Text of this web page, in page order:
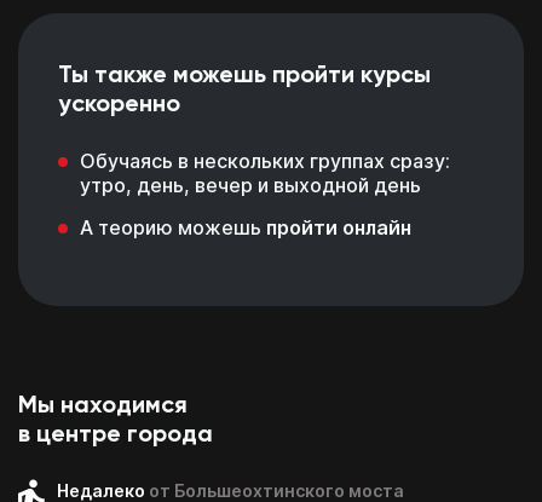
Ты также можешь пройти курсы
ускоренно
Обучаясь в нескольких группах сразу:
утро, день, вечер и выходной день
А теорию можешь пройти онлайн
Мы находимся
в центре города
Недалеко от Большеохтинского моста